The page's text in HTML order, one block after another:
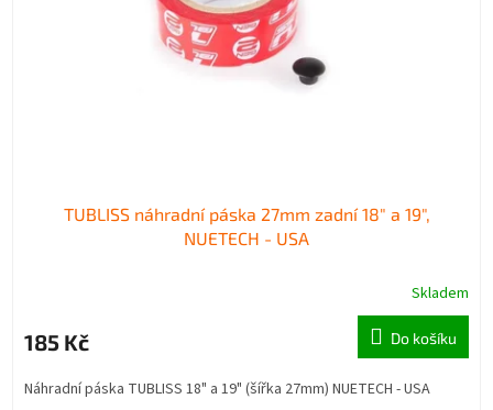
TUBLISS náhradní páska 27mm zadní 18" a 19",
NUETECH - USA
Skladem
185 Kč Do košíku
Náhradní páska TUBLISS 18" a 19" (šířka 27mm) NUETECH - USA